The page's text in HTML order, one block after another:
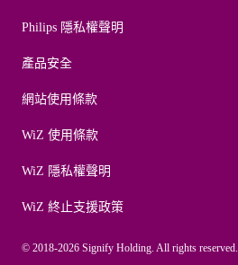
Philips 隱私權聲明
產品安全
網站使用條款
WiZ 使用條款
WiZ 隱私權聲明
WiZ 終止支援政策
© 2018-2026 Signify Holding. All rights reserved.